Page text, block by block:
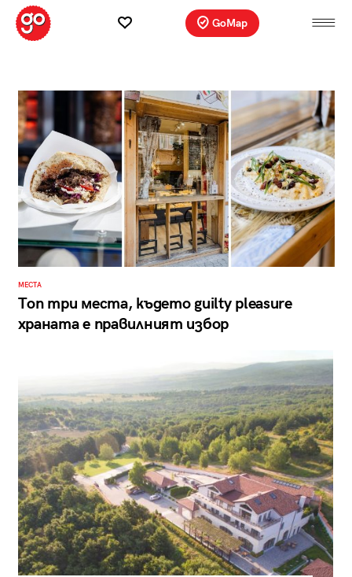
GoMap
МЕСТА
Топ три места, където guilty pleasure
храната е правилният избор